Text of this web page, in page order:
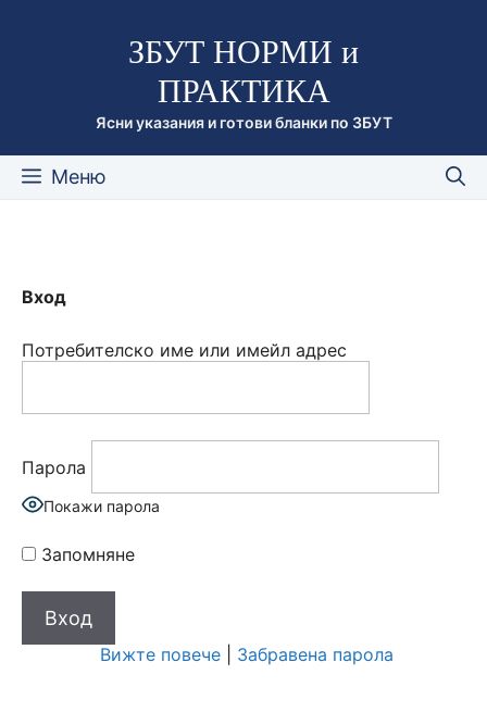
съдържаниетоЗБУТ НОРМИ и
ПРАКТИКА
Ясни указания и готови бланки по ЗБУТ
Меню
Вход
Потребителско име или имейл адрес
Парола
Покажи парола
Запомняне
Вижте повече| Забравена парола